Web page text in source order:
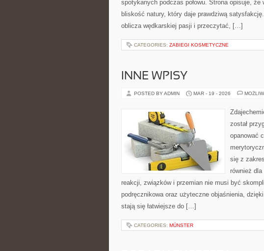
spotykanych podczas połowu. Strona opisuje,
bliskość natury, który daje prawdziwą
oblicza wędkarskiej pasji i przeczytać, […]
CATEGORIES: ZABIEGI KOSMETYCZNE
INNE WPISY
POSTED BY ADMIN MAR - 19 - 2026
został
opanować
się z
również
reakcji, związków i przemian nie musi być
podręcznikowa oraz użyteczne objaśnienia,
stają się łatwiejsze do […]
CATEGORIES: MÜNSTER